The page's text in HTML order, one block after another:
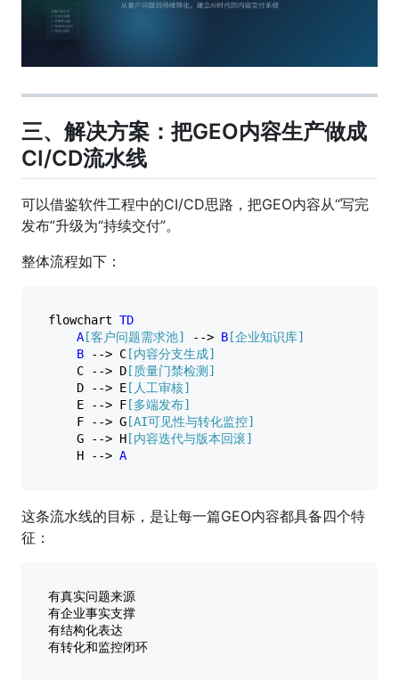
三、解决方案：把GEO内容生产做成
CI/CD流水线
可以借鉴软件工程中的CI/CD思路，把GEO内容从“写完
发布”升级为“持续交付”。
整体流程如下：
flowchart TD
A[客户问题需求池] --> B[企业知识库]
B --> C[内容分支生成]
    C --> D
[质量门禁检测]
    D --> E
[人工审核]
    E --> F
[多端发布]
    F --> G
[AI可见性与转化监控]
    G --> H
[内容迭代与版本回滚]
    H -->
A
这条流水线的目标，是让每一篇GEO内容都具备四个特
征：
有真实问题来源
有企业事实支撑
有结构化表达
有转化和监控闭环